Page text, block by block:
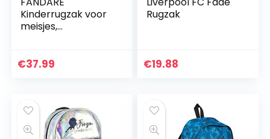
Kinderrugzak voor
meisjes,
voor school,
€37.99
Rugzak
€19.88